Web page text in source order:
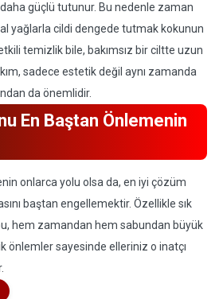
güçlü tutunur. Bu nedenle zaman
yağlarla cildi dengede tutmak kokunun
temizlik bile, bakımsız bir ciltte uzun
sadece estetik değil aynı zamanda
da önemlidir.
En Baştan Önlemenin
onlarca yolu olsa da, en iyi çözüm
baştan engellemektir. Özellikle sık
hem zamandan hem sabundan büyük
önlemler sayesinde elleriniz o inatçı